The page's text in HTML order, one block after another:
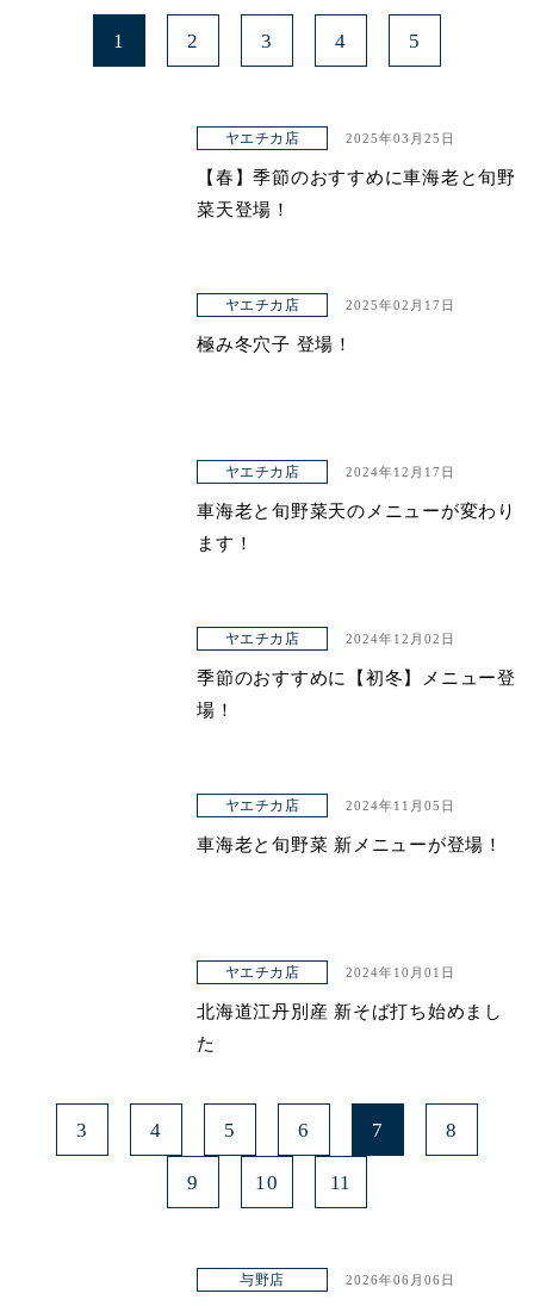
1 2 3 4 5
ヤエチカ店 2025年03月25日
【春】季節のおすすめに車海老と旬野
菜天登場！
ヤエチカ店 2025年02月17日
極み冬穴子 登場！
ヤエチカ店 2024年12月17日
車海老と旬野菜天のメニューが変わり
ます！
ヤエチカ店 2024年12月02日
季節のおすすめに【初冬】メニュー登
場！
ヤエチカ店 2024年11月05日
車海老と旬野菜 新メニューが登場！
ヤエチカ店 2024年10月01日
北海道江丹別産 新そば打ち始めまし
た
3 4 5 6 7 8
9 10 11
与野店 2026年06月06日